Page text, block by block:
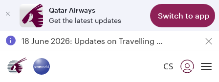
Qatar Airways
Get the latest updates
Switch to app
Passengers flying between Doha and Auckland on QR914 and QR915
18 June 2026: Updates on Travelling with Power Banks
CS